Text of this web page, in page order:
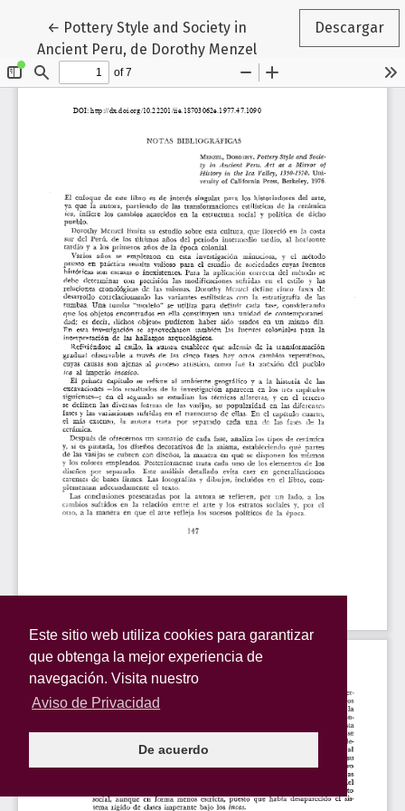
Este sitio web utiliza cookies para garantizar
que obtenga la mejor experiencia de
navegación. Visita nuestro
Aviso de Privacidad
De acuerdo
← Volver a los detalles del artículo
Pottery Style and Society in
Ancient Peru, de Dorothy Menzel
Descargar